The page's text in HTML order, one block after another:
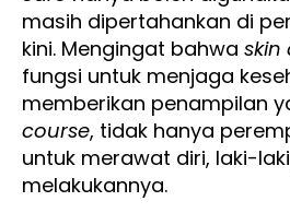
masih dipertahankan di
kini. Mengingat bahwa skin
fungsi untuk menjaga
memberikan penampilan
course, tidak hanya
untuk merawat diri, laki-
melakukannya.